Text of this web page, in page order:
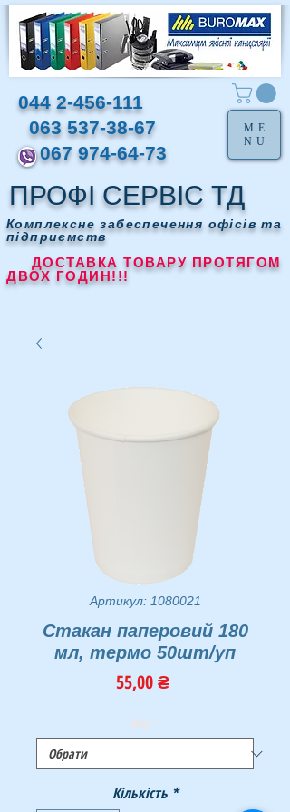
ПРОФІ СЕРВІС ТД
Комплексне забеспечення офісів та
підприємств
ДОСТАВКА ТОВАРУ ПРОТЯГОМ
ДВОХ ГОДИН!!!
044 2-456-111
063 537-38-67
067 974-64-73
ME
NU
Артикул: 1080021
Стакан паперовий 180
мл, термо 50шт/уп
55,00 ₴Ціна
Вид *
Кількість *